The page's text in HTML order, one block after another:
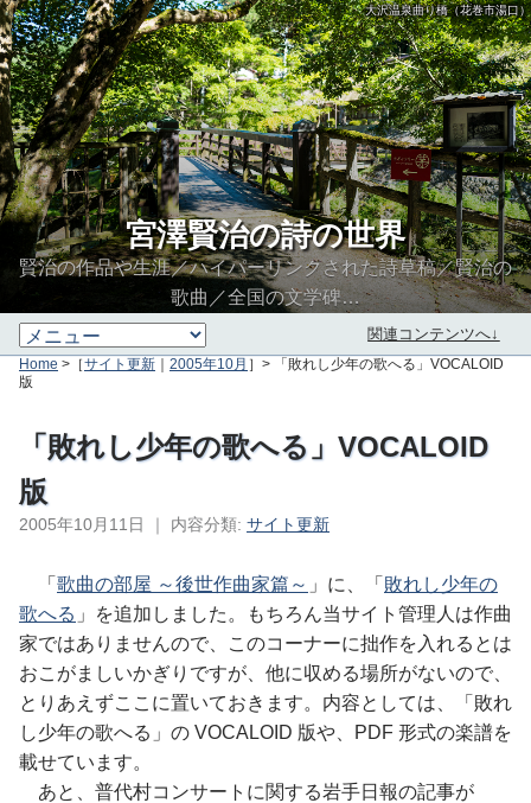
大沢温泉曲り橋（花巻市湯口）
宮澤賢治の詩の世界
賢治の作品や生涯／ハイパーリンクされた詩草稿／賢治の
歌曲／全国の文学碑…
関連コンテンツへ↓
Home >［サイト更新 ｜ 2005年10月 ］> 「敗れし少年の歌へる」VOCALOID
版
「敗れし少年の歌へる」VOCALOID
版
2005年10月11日 ｜ 内容分類: サイト更新
「 歌曲の部屋 ～後世作曲家篇～ 」に、「 敗れし少年の
歌へる 」を追加しました。もちろん当サイト管理人は作曲
家ではありませんので、このコーナーに拙作を入れるとは
おこがましいかぎりですが、他に収める場所がないので、
とりあえずここに置いておきます。内容としては、「敗れ
し少年の歌へる」の VOCALOID 版や、PDF 形式の楽譜を
載せています。
あと、普代村コンサートに関する岩手日報の記事が